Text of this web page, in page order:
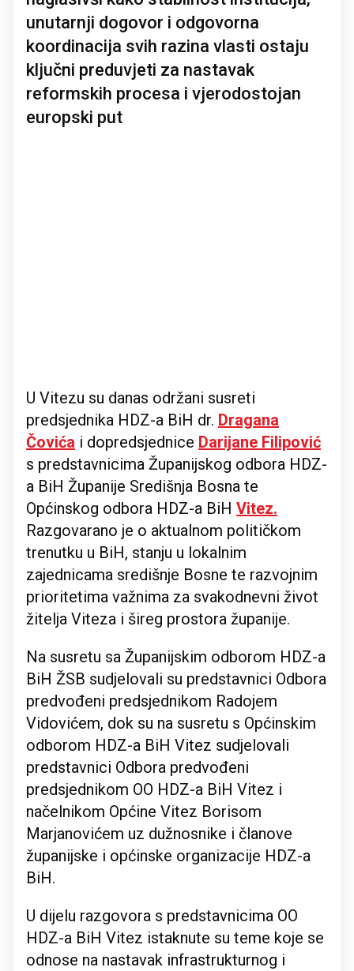
unutarnji dogovor i odgovorna
koordinacija svih razina vlasti ostaju
ključni preduvjeti za nastavak
reformskih procesa i vjerodostojan
europski put
U Vitezu su danas održani susreti
predsjednika HDZ-a BiH dr. Dragana
Čovića i dopredsjednice Darijane Filipović
s predstavnicima Županijskog odbora HDZ-
a BiH Županije Središnja Bosna te
Općinskog odbora HDZ-a BiH Vitez.
Razgovarano je o aktualnom političkom
trenutku u BiH, stanju u lokalnim
zajednicama središnje Bosne te razvojnim
prioritetima važnima za svakodnevni život
žitelja Viteza i šireg prostora županije.
Na susretu sa Županijskim odborom HDZ-a
BiH ŽSB sudjelovali su predstavnici Odbora
predvođeni predsjednikom Radojem
Vidovićem, dok su na susretu s Općinskim
odborom HDZ-a BiH Vitez sudjelovali
predstavnici Odbora predvođeni
predsjednikom OO HDZ-a BiH Vitez i
načelnikom Općine Vitez Borisom
Marjanovićem uz dužnosnike i članove
županijske i općinske organizacije HDZ-a
BiH.
U dijelu razgovora s predstavnicima OO
HDZ-a BiH Vitez istaknute su teme koje se
odnose na nastavak infrastrukturnog i